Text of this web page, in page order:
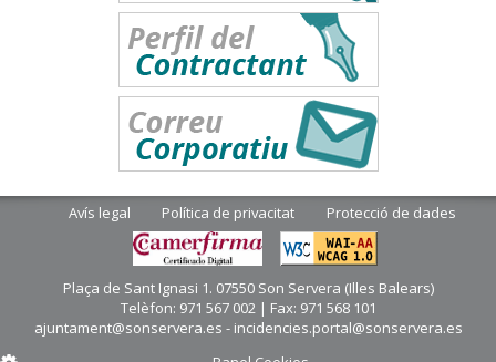
Avís legal Política de privacitat Protecció de dades
Plaça de Sant Ignasi 1. 07550 Son Servera (Illes Balears)
Telèfon: 971 567 002 | Fax: 971 568 101
ajuntament@sonservera.es - incidencies.portal@sonservera.es